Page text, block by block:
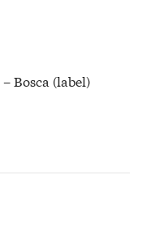
Bosca (label)